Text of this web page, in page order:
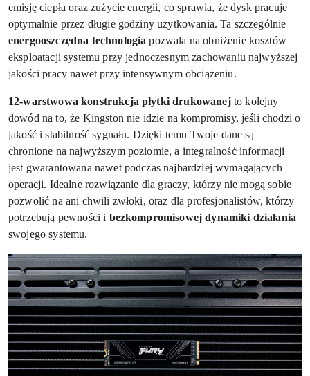
emisję ciepła oraz zużycie energii, co sprawia, że dysk pracuje
optymalnie przez długie godziny użytkowania. Ta szczególnie
energooszczędna technologia pozwala na obniżenie kosztów
eksploatacji systemu przy jednoczesnym zachowaniu najwyższej
jakości pracy nawet przy intensywnym obciążeniu.
12-warstwowa konstrukcja płytki drukowanejto kolejny
dowód na to, że Kingston nie idzie na kompromisy, jeśli chodzi o
jakość i stabilność sygnału. Dzięki temu Twoje dane są
chronione na najwyższym poziomie, a integralność informacji
jest gwarantowana nawet podczas najbardziej wymagających
operacji. Idealne rozwiązanie dla graczy, którzy nie mogą sobie
pozwolić na ani chwili zwłoki, oraz dla profesjonalistów, którzy
potrzebują pewności i bezkompromisowej dynamiki działania
swojego systemu.